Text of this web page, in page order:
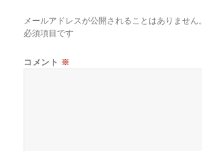
メールアドレスが公開されることはありません。
必須項目です
コメント ※